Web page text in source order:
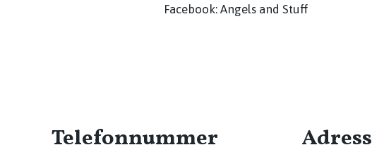
Facebook: Angels and Stuff
Telefonnummer Adress